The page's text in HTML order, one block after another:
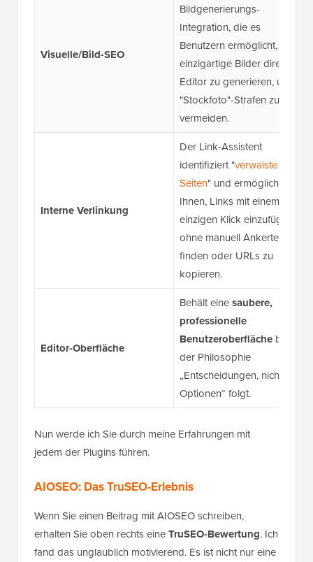
Visuelle/Bild-SEO
Bildgenerierungs-
Integration, die es
Benutzern ermöglicht,
einzigartige Bilder direkt im
Editor zu generieren, um
"Stockfoto"-Strafen zu
vermeiden.
Interne Verlinkung
Der Link-Assistent
identifiziert "verwaiste
Seiten" und ermöglicht es
Ihnen, Links mit einem
einzigen Klick einzufügen,
ohne manuell Ankertext zu
finden oder URLs zu
kopieren.
Editor-Oberfläche
Behält einesaubere,
professionelle
Benutzeroberflächebei, die
der Philosophie
„Entscheidungen, nicht
Optionen“ folgt.
Nun werde ich Sie durch meine Erfahrungen mit
jedem der Plugins führen.
AIOSEO: Das TruSEO-Erlebnis
Wenn Sie einen Beitrag mit AIOSEO schreiben,
erhalten Sie oben rechts eineTruSEO-Bewertung. Ich
fand das unglaublich motivierend. Es ist nicht nur eine